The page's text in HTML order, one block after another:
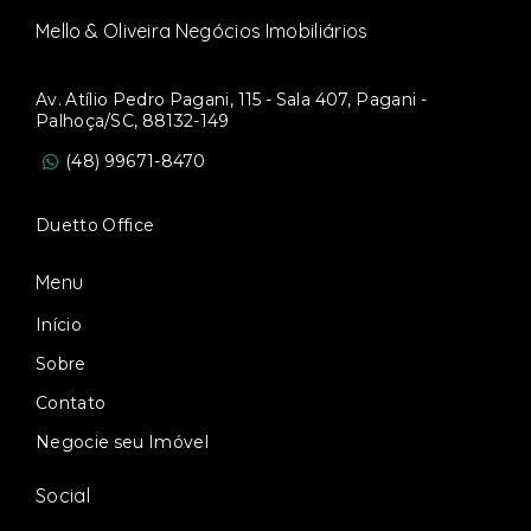
Mello & Oliveira Negócios Imobiliários
Av. Atílio Pedro Pagani, 115 - Sala 407, Pagani -
Palhoça/SC, 88132-149
(48) 99671-8470
Duetto Office
Menu
Início
Sobre
Contato
Negocie seu Imóvel
Social